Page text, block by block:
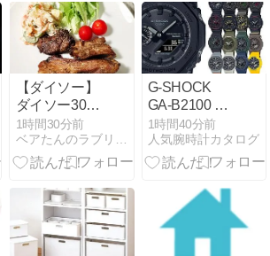
クロスバ 価格:
￥3,680 ク:
￥1,000
ポ:1840pt
ションティー
レディース S
サイズ
【ダイソー】
ダイソー300
円サンチュ、
3回目の収
穫！ 熊本の酷
た小さなごち
そう【室内栽
培】
1時間30分前
G-SHOCK
GA-B2100 ス
マホ連動タフ
ソーラー腕時
計
1時間40分前
人気腕時計カタログ